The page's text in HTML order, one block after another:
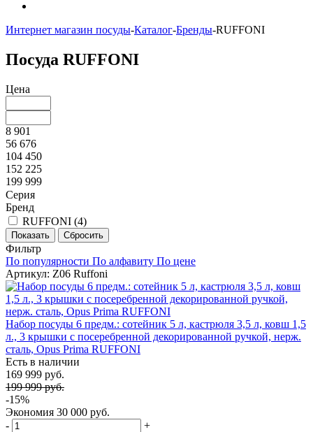
Интернет магазин посуды-Каталог-Бренды-RUFFONI
Посуда RUFFONI
Цена
8 901
56 676
104 450
152 225
199 999
Серия
Бренд
RUFFONI (4)
Фильтр
По популярности По алфавиту По цене
Артикул: Z06 Ruffoni
Набор посуды 6 предм.: сотейник 5 л, кастрюля 3,5 л, ковш 1,5
л., 3 крышки с посеребренной декорированной ручкой, нерж.
сталь, Opus Prima RUFFONI
Есть в наличии
169 999 руб.
199 999 руб.
-15%
Экономия 30 000 руб.
-
+